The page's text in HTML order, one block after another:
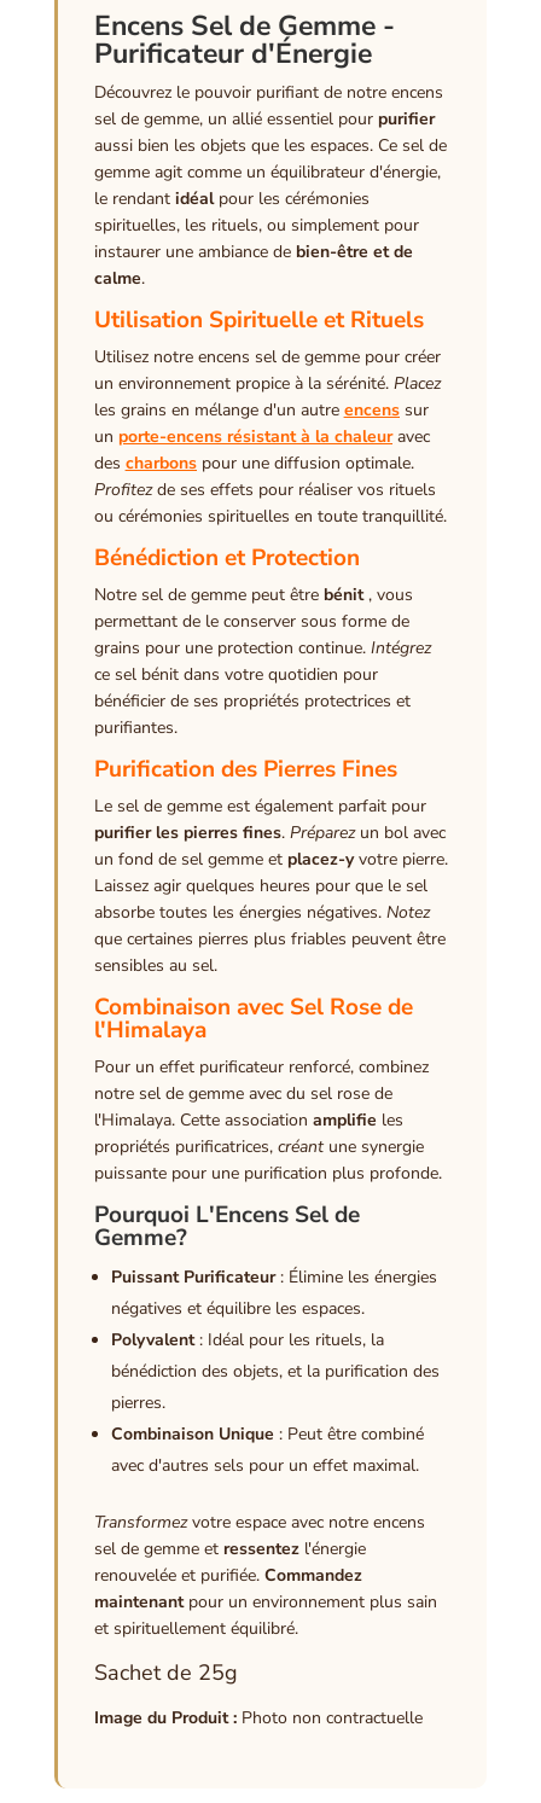
Encens Sel de Gemme -
Purificateur d'Énergie
Découvrez le pouvoir purifiant de notre encens
sel de gemme, un allié essentiel pour purifier
aussi bien les objets que les espaces. Ce sel de
gemme agit comme un équilibrateur d'énergie,
le rendant idéalpour les cérémonies
spirituelles, les rituels, ou simplement pour
instaurer une ambiance de bien-être et de
calme.
Utilisation Spirituelle et Rituels
Utilisez notre encens sel de gemme pour créer
un environnement propice à la sérénité. Placez
les grains en mélange d'un autre encenssur
un porte-encens résistant à la chaleuravec
des charbonspour une diffusion optimale.
Profitezde ses effets pour réaliser vos rituels
ou cérémonies spirituelles en toute tranquillité.
Bénédiction et Protection
Notre sel de gemme peut être bénit, vous
permettant de le conserver sous forme de
grains pour une protection continue. Intégrez
ce sel bénit dans votre quotidien pour
bénéficier de ses propriétés protectrices et
purifiantes.
Purification des Pierres Fines
Le sel de gemme est également parfait pour
purifier les pierres fines. Préparezun bol avec
un fond de sel gemme et placez-yvotre pierre.
Laissez agir quelques heures pour que le sel
absorbe toutes les énergies négatives. Notez
que certaines pierres plus friables peuvent être
sensibles au sel.
Combinaison avec Sel Rose de
l'Himalaya
Pour un effet purificateur renforcé, combinez
notre sel de gemme avec du sel rose de
l'Himalaya. Cette association amplifie les
propriétés purificatrices, créantune synergie
puissante pour une purification plus profonde.
Pourquoi L'Encens Sel de
Gemme?
Puissant Purificateur: Élimine les énergies
négatives et équilibre les espaces.
Polyvalent: Idéal pour les rituels, la
bénédiction des objets, et la purification des
pierres.
Combinaison Unique : Peut être combiné
avec d'autres sels pour un effet maximal.
Transformezvotre espace avec notre encens
sel de gemme et ressentezl'énergie
renouvelée et purifiée. Commandez
maintenantpour un environnement plus sain
et spirituellement équilibré.
Sachet de 25g
Image du Produit :Photo non contractuelle